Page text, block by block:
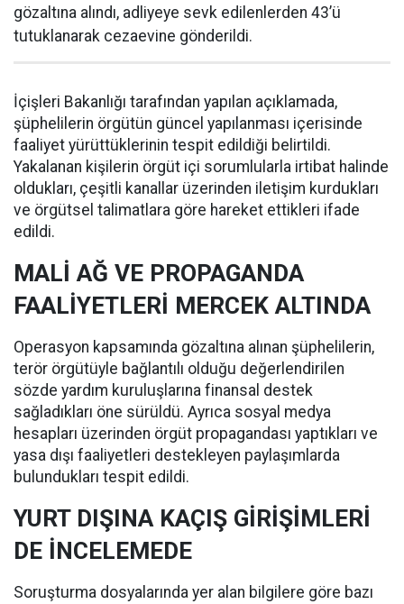
gözaltına alındı, adliyeye sevk edilenlerden 43’ü
tutuklanarak cezaevine gönderildi.
İçişleri Bakanlığı tarafından yapılan açıklamada,
şüphelilerin örgütün güncel yapılanması içerisinde
faaliyet yürüttüklerinin tespit edildiği belirtildi.
Yakalanan kişilerin örgüt içi sorumlularla irtibat halinde
oldukları, çeşitli kanallar üzerinden iletişim kurdukları
ve örgütsel talimatlara göre hareket ettikleri ifade
edildi.
MALİ AĞ VE PROPAGANDA
FAALİYETLERİ MERCEK ALTINDA
Operasyon kapsamında gözaltına alınan şüphelilerin,
terör örgütüyle bağlantılı olduğu değerlendirilen
sözde yardım kuruluşlarına finansal destek
sağladıkları öne sürüldü. Ayrıca sosyal medya
hesapları üzerinden örgüt propagandası yaptıkları ve
yasa dışı faaliyetleri destekleyen paylaşımlarda
bulundukları tespit edildi.
YURT DIŞINA KAÇIŞ GİRİŞİMLERİ
DE İNCELEMEDE
Soruşturma dosyalarında yer alan bilgilere göre bazı